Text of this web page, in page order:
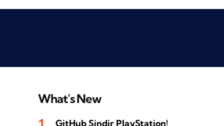
What’s New
GitHub Sindir PlayStation!